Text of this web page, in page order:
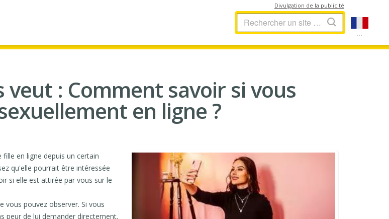
...
Divulgation de la publicité
veut : Comment savoir si vous
en ligne ?
en ligne depuis un certain
qu'elle pourrait être intéressée
si elle est attirée par vous sur le
vous pouvez observer. Si vous
peur de lui demander directement.